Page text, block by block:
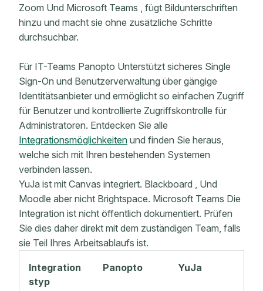
Zoom Und Microsoft Teams , fügt Bildunterschriften
hinzu und macht sie ohne zusätzliche Schritte
durchsuchbar.
Für IT-Teams Panopto Unterstützt sicheres Single
Sign-On und Benutzerverwaltung über gängige
Identitätsanbieter und ermöglicht so einfachen Zugriff
für Benutzer und kontrollierte Zugriffskontrolle für
Administratoren. Entdecken Sie alle
Integrationsmöglichkeiten und finden Sie heraus,
welche sich mit Ihren bestehenden Systemen
verbinden lassen.
YuJa ist mit Canvas integriert. Blackboard , Und
Moodle aber nicht Brightspace. Microsoft Teams Die
Integration ist nicht öffentlich dokumentiert. Prüfen
Sie dies daher direkt mit dem zuständigen Team, falls
sie Teil Ihres Arbeitsablaufs ist.
Integration
styp
Panopto YuJa